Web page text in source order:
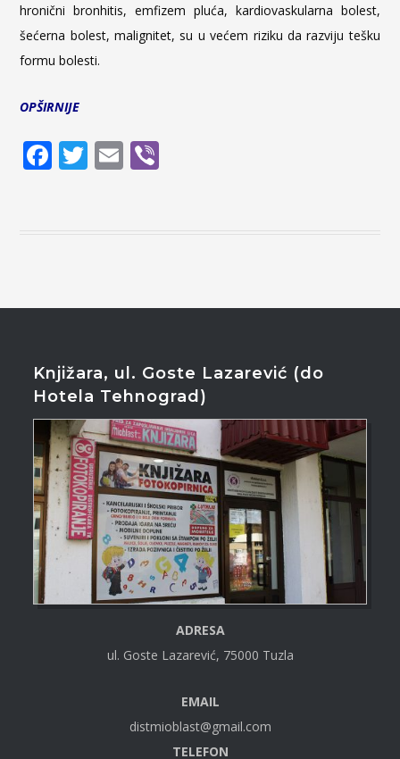
hronični bronhitis, emfizem pluća, kardiovaskularna bolest,
šećerna bolest, malignitet, su u većem riziku da razviju tešku
formu bolesti.
OPŠIRNIJE
Facebook
Twitter
Email
Knjižara, ul. Goste Lazarević (do
Hotela Tehnograd)
ADRESA
ul. Goste Lazarević, 75000 Tuzla
EMAIL
distmioblast@gmail.com
TELEFON